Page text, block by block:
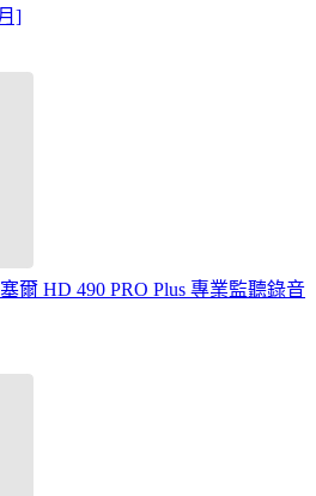
]
爾 HD 490 PRO Plus 專業監聽錄音